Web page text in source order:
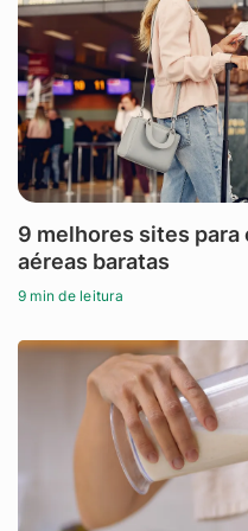
9 melhores sites para
aéreas baratas
9 min de leitura